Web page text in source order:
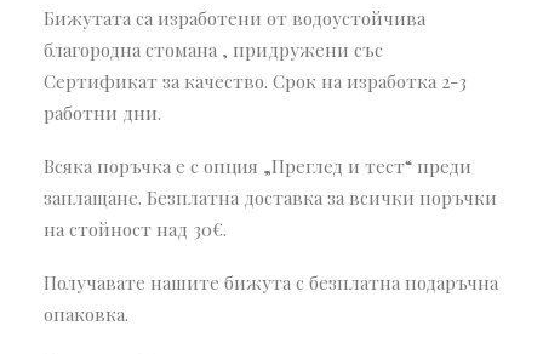
Бижутата са изработени от водоустойчива
благородна стомана , придружени със
Сертификат за качество. Срок на изработка 2-3
работни дни.
Всяка поръчка е с опция „Преглед и тест“ преди
заплащане. Безплатна доставка за всички поръчки
на стойност над 30€.
Получавате нашите бижута с безплатна подаръчна
опаковка.